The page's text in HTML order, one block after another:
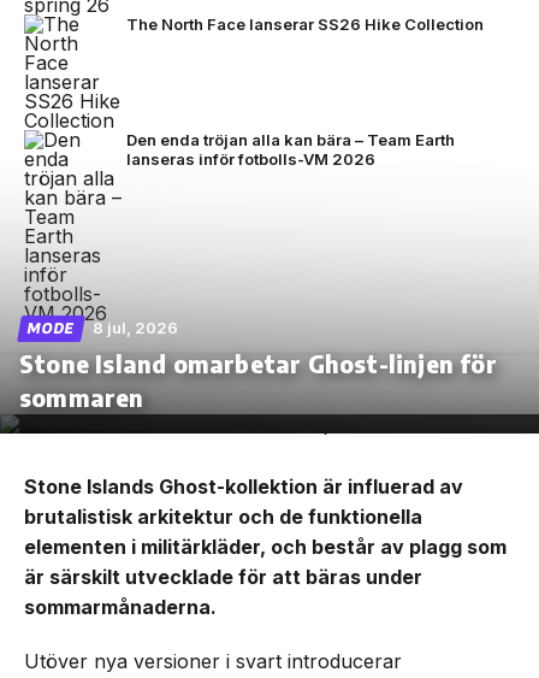
The North Face lanserar SS26 Hike Collection
Den enda tröjan alla kan bära – Team Earth
lanseras inför fotbolls-VM 2026
MODE 8 jul, 2026
Stone Island omarbetar Ghost-linjen för
sommaren
Stone Islands Ghost-kollektion är influerad av
brutalistisk arkitektur och de funktionella
elementen i militärkläder, och består av plagg som
är särskilt utvecklade för att bäras under
sommarmånaderna.
Utöver nya versioner i svart introducerar